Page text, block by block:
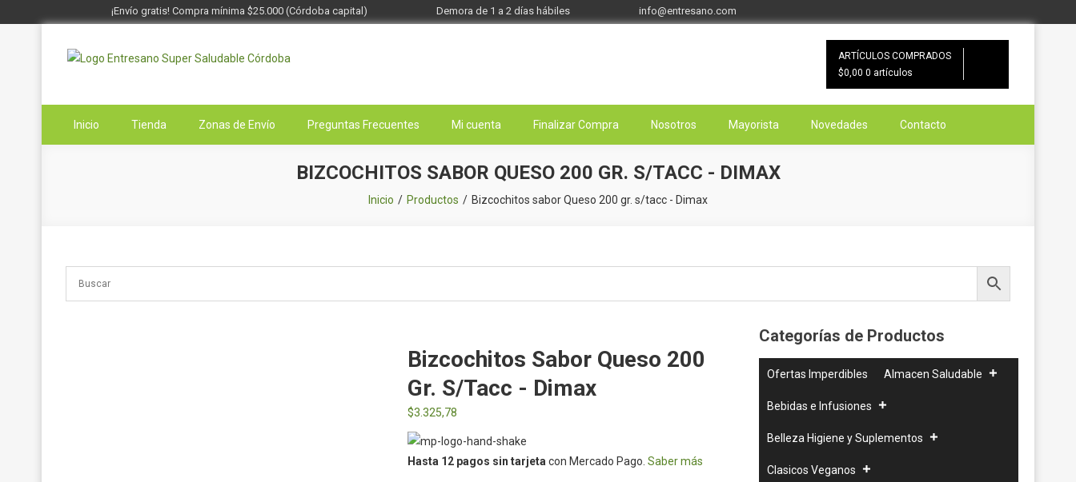
¡Envío gratis! Compra mínima $25.000 (Córdoba capital) Demora de 1 a 2 días hábiles info@entresano.com
ARTÍCULOS COMPRADOS
$0,00 0 artículos
Inicio Tienda Zonas de Envío Preguntas Frecuentes Mi cuenta Finalizar Compra Nosotros Mayorista Novedades Contacto
BIZCOCHITOS SABOR QUESO 200 GR. S/TACC - DIMAX
Inicio Productos Bizcochitos sabor Queso 200 gr. s/tacc - Dimax
Bizcochitos Sabor Queso 200
Gr. S/tacc - Dimax
$3.325,78
Hasta 12 pagos sin tarjeta con Mercado Pago. Saber más
Categorías de Productos
Ofertas Imperdibles Almacen Saludable
Bebidas e Infusiones
Belleza Higiene y Suplementos
Clasicos Veganos